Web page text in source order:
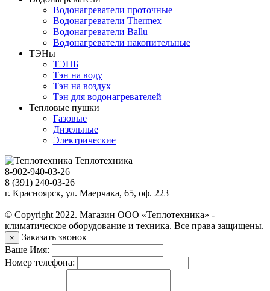
Водонагреватели проточные
Водонагреватели Thermex
Водонагреватели Ballu
Водонагреватели накопительные
ТЭНы
ТЭНБ
Тэн на воду
Тэн на воздух
Тэн для водонагревателей
Тепловые пушки
Газовые
Дизельные
Электрические
Теплотехника
8-902-940-03-26
8 (391) 240-03-26
г. Красноярск, ул. Маерчака, 65, оф. 223
© Copyright 2022. Магазин ООО «Теплотехника» -
климатическое оборудование и техника. Все права защищены.
×
Заказать звонок
Ваше Имя:
Номер телефона: